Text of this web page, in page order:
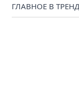
ГЛАВНОЕ В